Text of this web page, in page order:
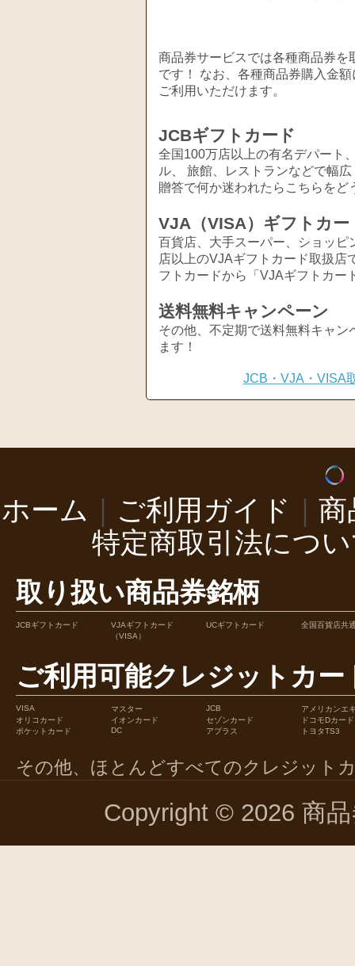
商品券サービスでは各種商品券
です！ なお、各種商品券購入金
ご利用いただけます。
JCBギフトカード
全国100万店以上の有名デパート
ル、 旅館、レストランなどで幅
贈答で何か迷われたらこちらをど
VJA（VISA）ギフトカー
百貨店、大手スーパー、ショッ
店以上のVJAギフトカード取扱店
フトカードから「VJAギフトカー
送料無料キャンペーン
その他、不定期で送料無料キャ
ます！
JCB・VJA・VISA
ホーム ご利用ガイド
商
特定商取引法につ
取り扱い商品券銘柄
JCBギフトカード
VJAギフトカード
（VISA）
UCギフトカード 全国百貨店共
ご利用可能クレジットカー
VISA マスター JCB
アメリカンエ
オリコカード
イオンカード セゾンカード
ドコモDカード
ポケットカード
DC アプラス トヨタTS3
その他、ほとんどすべてのクレジット
Copyright © 2026 商